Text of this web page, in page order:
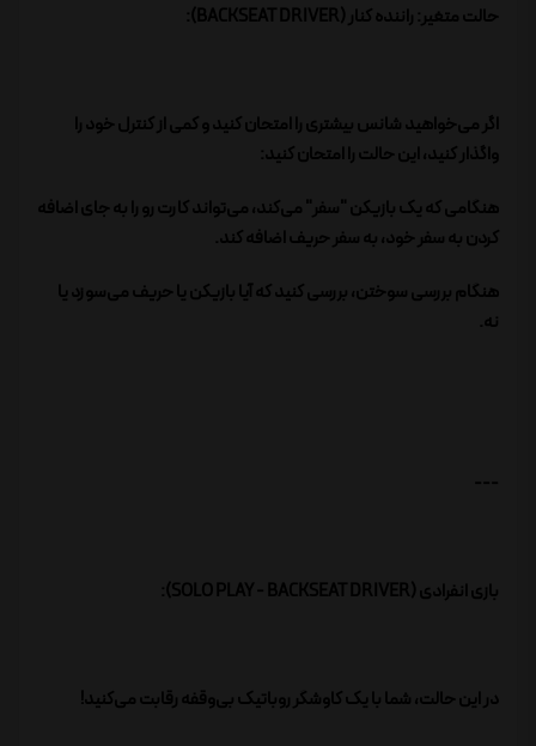
حالت متغیر: راننده کنار (BACKSEAT DRIVER):
اگر می‌خواهید شانس بیشتری را امتحان کنید و کمی از کنترل خود را
واگذار کنید، این حالت را امتحان کنید:
هنگامی که یک بازیکن "سفر" می‌کند، می‌تواند کارت رو را به جای اضافه
کردن به سفر خود، به سفر حریف اضافه کند.
هنگام بررسی سوختن، بررسی کنید که آیا بازیکن یا حریف می‌سوزد یا
نه.
---
بازی انفرادی (SOLO PLAY - BACKSEAT DRIVER):
در این حالت، شما با یک کاوشگر روباتیک بی‌وقفه رقابت می‌کنید!